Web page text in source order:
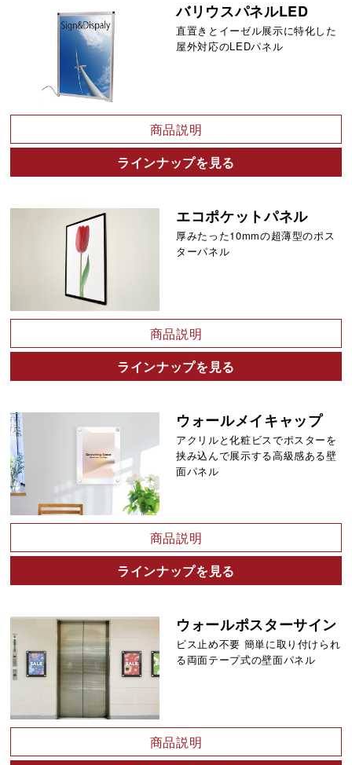
バリウスパネルLED
直置きとイーゼル展示に特化した
屋外対応のLEDパネル
商品説明
ラインナップを見る
エコポケットパネル
厚みたった10mmの超薄型のポス
ターパネル
商品説明
ラインナップを見る
ウォールメイキャップ
アクリルと化粧ビスでポスターを
挟み込んで展示する高級感ある壁
面パネル
商品説明
ラインナップを見る
ウォールポスターサイン
ビス止め不要 簡単に取り付けられ
る両面テープ式の壁面パネル
商品説明